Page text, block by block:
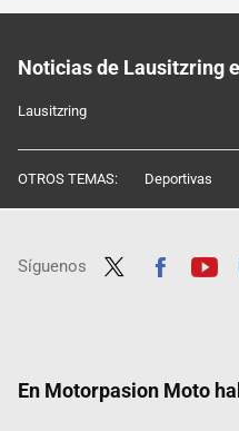
Noticias de Lausitzring
Lausitzring
OTROS TEMAS: Deportivas
Síguenos
En Motorpasion Moto